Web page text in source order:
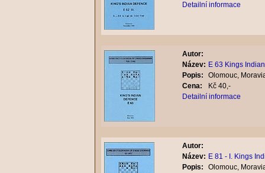
Detailní informace
Autor:
Název: E 63 Kings Indian
Popis:
Olomouc,
Cena:
Kč 40,-
Detailní informace
Autor:
Název: E 81 - I. Kings
Popis:
Olomouc,